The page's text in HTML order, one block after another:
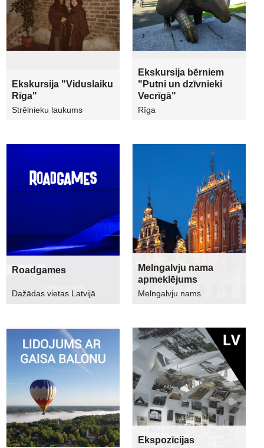
Ekskursija "Viduslaiku
Rīga"
Strēlnieku laukums
Ekskursija bērniem
"Putni un dzīvnieki
Vecrīgā"
Rīga
Roadgames
Dažādas vietas Latvijā
Melngalvju nama
apmeklējums
Melngalvju nams
Ekspozīcijas